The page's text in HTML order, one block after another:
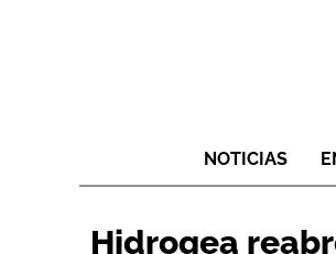
NOTICIAS
Hidrogea